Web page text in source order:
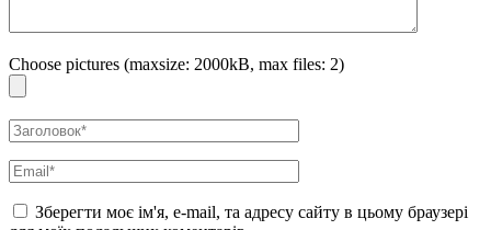
Choose pictures (maxsize: 2000kB, max files: 2)
Зберегти моє ім'я, e-mail, та адресу сайту в цьому браузері